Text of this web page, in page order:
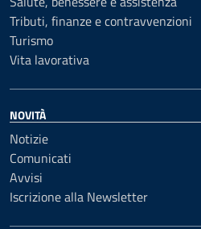
Tributi, finanze e contravvenzioni
Turismo
Vita lavorativa
NOVITÀ
Notizie
Comunicati
Avvisi
Iscrizione alla Newsletter